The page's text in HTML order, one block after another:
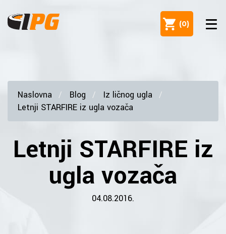
(0)
Naslovna Blog
Iz ličnog ugla
Letnji STARFIRE iz ugla vozača
Letnji STARFIRE iz
ugla vozača
04.08.2016.